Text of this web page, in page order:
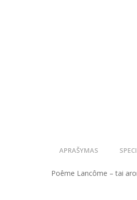
APRAŠYMAS
Poême Lancôme – tai